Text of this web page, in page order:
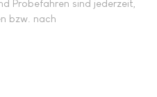
Probefahren sind jederzeit,
bzw. nach